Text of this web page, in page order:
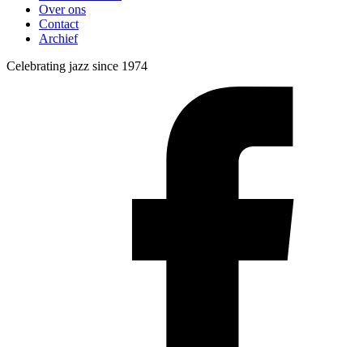
Over ons
Contact
Archief
Celebrating jazz since 1974